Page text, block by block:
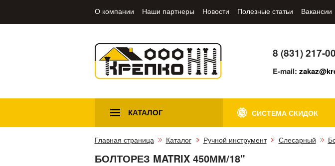
О компании Наши партнеры Новости Полезные статьи Вакансии
8 (831) 217-
E-mail:
КАТАЛОГ СИСТЕМА СКИДОК
Главная страница Каталог Ручной инструмент Слесарный
БОЛТОРЕЗ MATRIX 450ММ/18"